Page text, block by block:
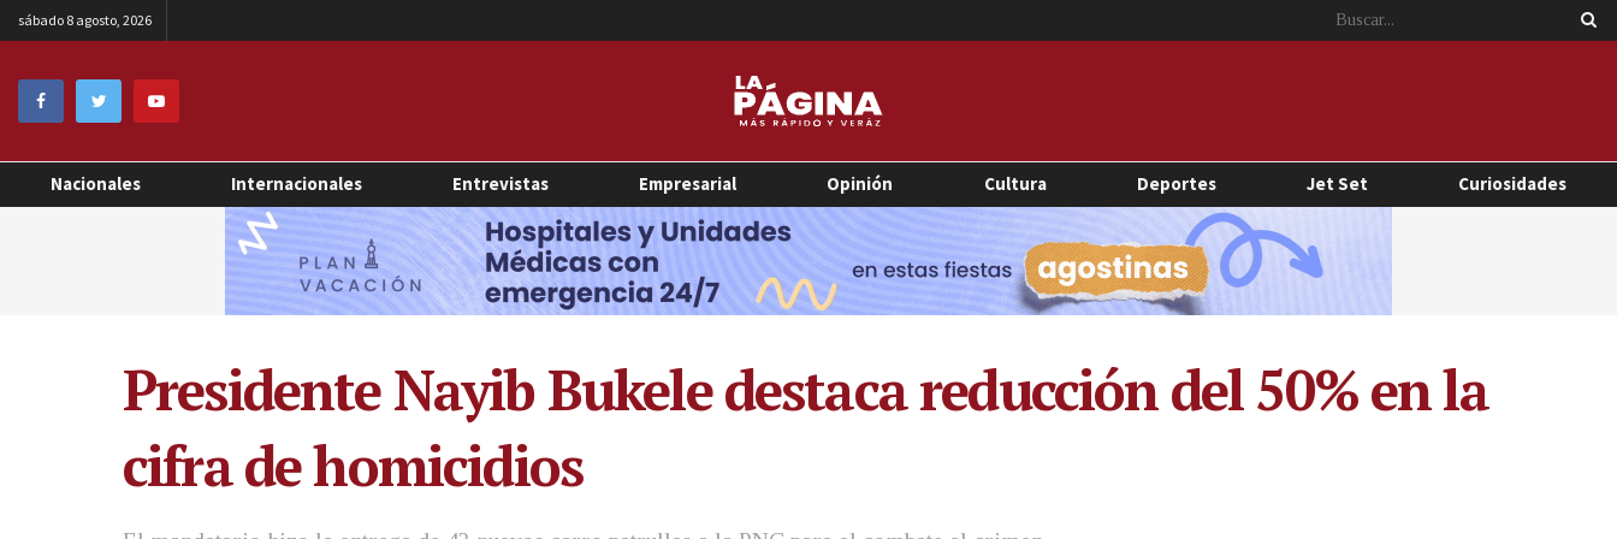
sábado 8 agosto, 2026
Nacionales Internacionales Entrevistas Empresarial Opinión Cultura Deportes Jet Set Curiosidades
Presidente Nayib Bukele destaca reducción del 50% en la
cifra de homicidios